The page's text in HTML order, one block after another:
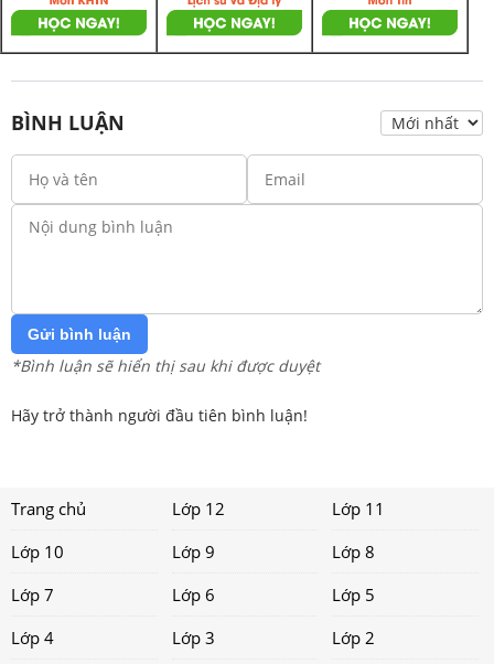
BÌNH LUẬN
Gửi bình luận
*Bình luận sẽ hiển thị sau khi được duyệt
Hãy trở thành người đầu tiên bình luận!
Trang chủ Lớp 12
Lớp 11
Lớp 10
Lớp 9
Lớp 8
Lớp 7
Lớp 6
Lớp 5
Lớp 4
Lớp 3 Lớp 2